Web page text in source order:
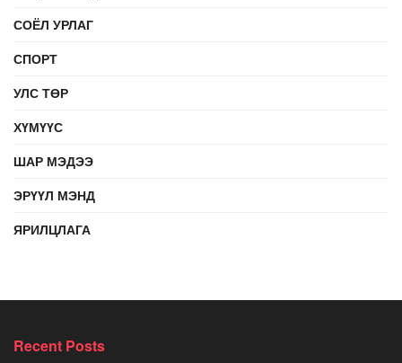
СОЁЛ УРЛАГ
СПОРТ
УЛС ТӨР
ХҮМҮҮС
ШАР МЭДЭЭ
ЭРҮҮЛ МЭНД
ЯРИЛЦЛАГА
Recent Posts